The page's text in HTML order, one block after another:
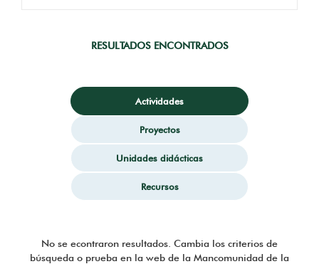
RESULTADOS ENCONTRADOS
Actividades
Proyectos
Unidades didácticas
Recursos
No se econtraron resultados. Cambia los criterios de
búsqueda o prueba en la web de la Mancomunidad de la